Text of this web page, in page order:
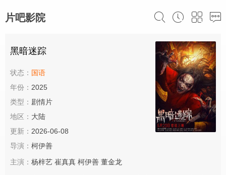
片吧影院
黑暗迷踪
状态： 国语
年份： 2025
类型： 剧情片
地区： 大陆
更新： 2026-06-08
导演： 柯伊善
主演： 杨梓艺 崔真真 柯伊善 董金龙